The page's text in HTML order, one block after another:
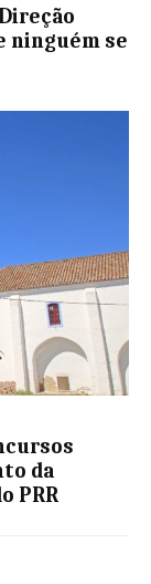
ninguém se
da
PRR